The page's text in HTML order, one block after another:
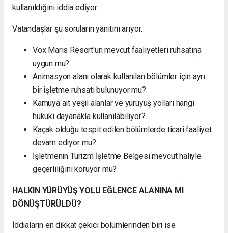
kullanıldığını iddia ediyor.
Vatandaşlar şu soruların yanıtını arıyor:
Vox Maris Resort'un mevcut faaliyetleri ruhsatına
uygun mu?
Animasyon alanı olarak kullanılan bölümler için ayrı
bir işletme ruhsatı bulunuyor mu?
Kamuya ait yeşil alanlar ve yürüyüş yolları hangi
hukuki dayanakla kullanılabiliyor?
Kaçak olduğu tespit edilen bölümlerde ticari faaliyet
devam ediyor mu?
İşletmenin Turizm İşletme Belgesi mevcut haliyle
geçerliliğini koruyor mu?
HALKIN YÜRÜYÜŞ YOLU EĞLENCE ALANINA MI
DÖNÜŞTÜRÜLDÜ?
İddiaların en dikkat çekici bölümlerinden biri ise